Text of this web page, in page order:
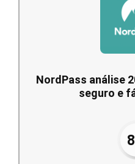
NordPass análise
seguro e